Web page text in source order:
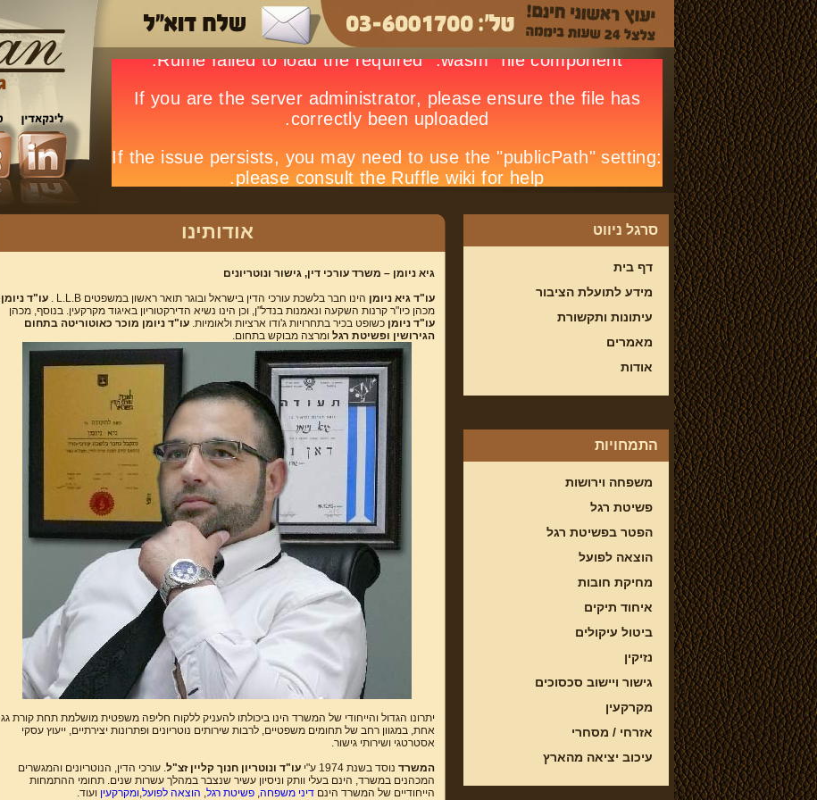
סרגל ניווט
דף בית
מידע לתועלת הציבור
עיתונות ותקשורת
מאמרים
אודות
התמחויות
משפחה וירושות
פשיטת רגל
הפטר בפשיטת רגל
הוצאה לפועל
מחיקת חובות
איחוד תיקים
ביטול עיקולים
נזיקין
גישור ויישוב סכסוכים
מקרקעין
אזרחי / מסחרי
עיכוב יציאה מהארץ
אודותינו
גיא ניומן – משרד עורכי דין, גישור ונוטריונים
עו"ד גיא ניומן הינו חבר בלשכת עורכי הדין בישראל ובוגר תואר ראשון במשפטיםL.L.B
.עו"ד ניומן
מכהן כיו"ר קרנות השקעה ונאמנות בנדל"ן, וכן הינו נשיא הדירקטוריון באיגוד מקרקעין. בנוסף, מכהן
עו"ד ניומן כשופט בכיר בתחרויות ג'ודו ארציות ולאומיות.עו"ד ניומן מוכר כאוטוריטה בתחום
הגירושין ופשיטת רגל ומרצה מבוקש בתחום.
יתרונו הגדול והייחודי של המשרד הינו ביכולתו להעניק ללקוח חליפה משפטית מושלמת תחת קורת גג
אחת, במגוון רחב של תחומים משפטיים, לרבות שירותים נוטריונים ופתרונות יצירתיים, ייעוץ עסקי
אסטרטגי ושירותי גישור.
המשרד נוסד בשנת 1974 ע"י עו"ד ונוטריון חנוך קלייןזצ"ל. עורכי הדין, הנוטריונים והמגשרים
המכהנים במשרד, הינם בעלי וותק וניסיון עשיר שנצבר במהלך עשרות שנים. תחומי ההתמחות
הייחודיים של המשרד הינםדיני משפחה,פשיטת רגל, הוצאה לפועל,ומקרקעין ועוד.